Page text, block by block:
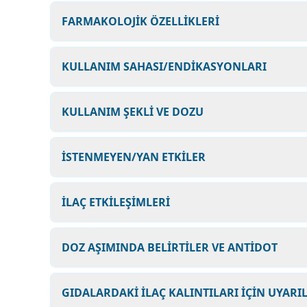
FARMAKOLOJİK ÖZELLİKLERİ
KULLANIM SAHASI/ENDİKASYONLARI
KULLANIM ŞEKLİ VE DOZU
İSTENMEYEN/YAN ETKİLER
İLAÇ ETKİLEŞİMLERİ
DOZ AŞIMINDA BELİRTİLER VE ANTİDOT
GIDALARDAKİ İLAÇ KALINTILARI İÇİN